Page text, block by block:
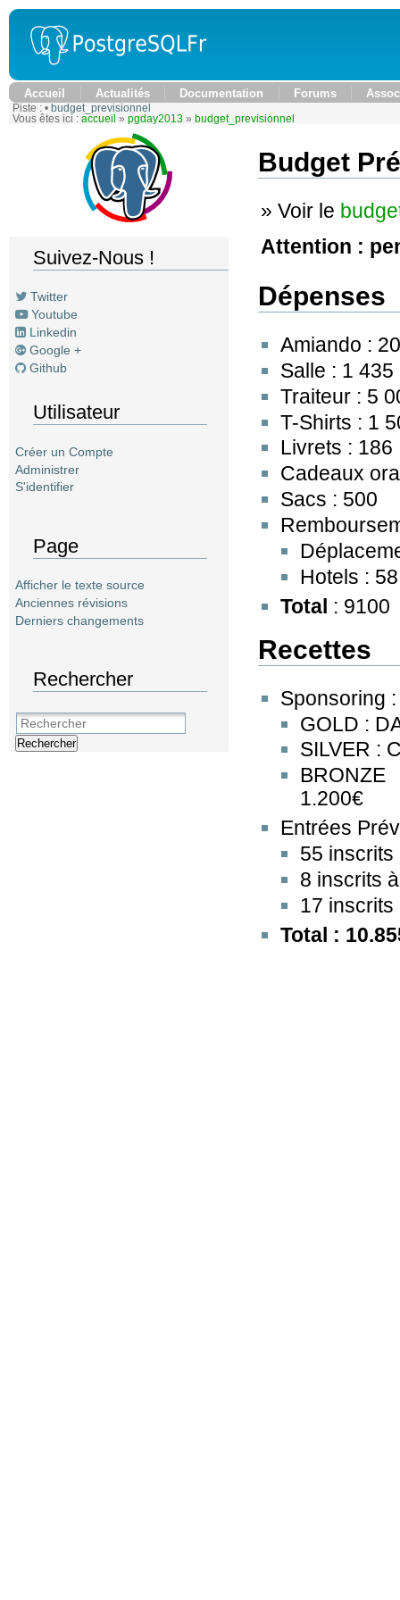
Accueil Actualités Documentation Forums
Piste : • budget_previsionnel
Vous êtes ici : accueil » pgday2013 » budget_previsionnel
Suivez-Nous !
Twitter
Youtube
Linkedin
Google +
Github
Utilisateur
Créer un Compte
Administrer
S'identifier
Page
Afficher le texte source
Anciennes révisions
Derniers changements
Rechercher
Rechercher
Budget
» Voir le
Attention :
Dépenses
Amiando :
Salle : 1 435
Traiteur : 5
T-Shirts : 1
Livrets : 186
Cadeaux
Sacs : 500
Hotels : 58
Total : 9100
Recettes
Sponsoring :
GOLD :
SILVER :
BRONZE
1.200€
Entrées
55 inscrits
8 inscrits
17 inscrits
Total :